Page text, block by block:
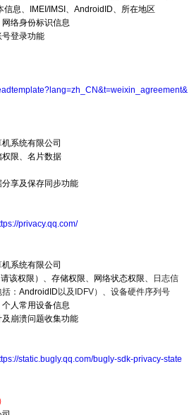
息、IMEI/IMSI、AndroidID、所在地区
络身份标识信息
号登录功能
系统有限公司
限、名片数据
享及保存同步功能
privacy.qq.com/
系统有限公司
该权限）、存储权限、网络状态权限、
日志信
： AndroidID 以及IDFV）、设备硬件序列号
人常用设备信息
崩溃问题收集功能
static.bugly.qq.com/bugly-sdk-privacy-state